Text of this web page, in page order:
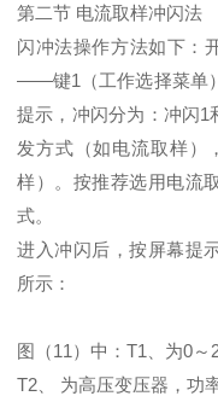
第二节 电流取样冲闪法
闪冲法操作方法如下：
——键1（工作选择菜单
提示，冲闪分为：冲闪1
发方式（如电流取样）
样）。按推荐选用电流
式。
进入冲闪后，按屏幕提
所示：
图（11）中：T1、为0～
T2、 为高压变压器，功